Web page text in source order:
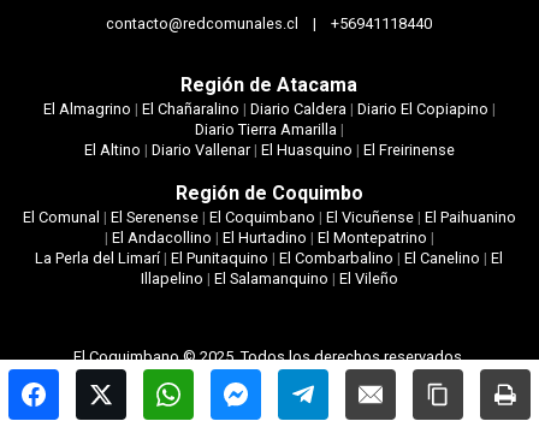
contacto@redcomunales.cl | +56941118440
Región de Atacama
El Almagrino | El Chañaralino | Diario Caldera | Diario El Copiapino |
Diario Tierra Amarilla |
El Altino | Diario Vallenar| El Huasquino | El Freirinense
Región de Coquimbo
El Comunal | El Serenense| El Coquimbano | El Vicuñense| El Paihuanino
| El Andacollino | El Hurtadino | El Montepatrino |
La Perla del Limarí|El Punitaquino |El Combarbalino |El Canelino |El
Illapelino | El Salamanquino | El Vileño
El Coquimbano © 2025. Todos los derechos reservados.